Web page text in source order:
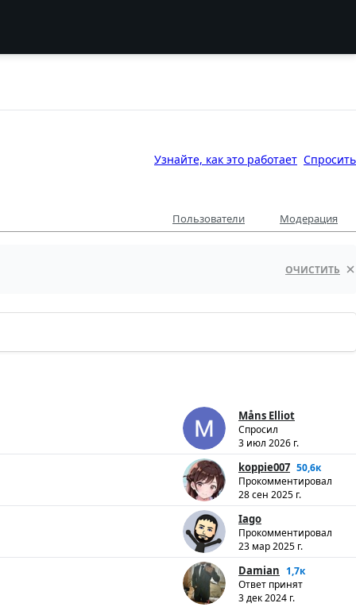
Узнайте, как это работает Спросить
Пользователи Модерация
ОЧИСТИТЬ
Måns Elliot
Спросил
3 июл 2026 г.
koppie007 50,6к
Прокомментировал
28 сен 2025 г.
Iago
Прокомментировал
23 мар 2025 г.
Damian 1,7к
Ответ принят
3 дек 2024 г.